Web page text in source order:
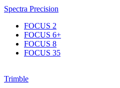
Spectra Precision
FOCUS 2
FOCUS 6+
FOCUS 8
FOCUS 35
Trimble